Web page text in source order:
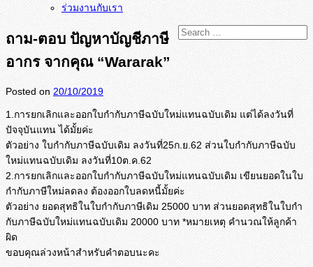
ร่วมงานกับเรา
ถาม-ตอบ ปัญหาบัญชีภาษี
อากร จากคุณ “Wararak”
Posted on 20/10/2019
1.การยกเลิกและออกใบกำกับภาษีฉบับใหม่แทนฉบับเดิม แต่ได้ลงวันที่
ปัจจุบันแทน ได้มั้ยค่ะ
ตัวอย่าง ใบกำกับภาษีฉบับเดิม ลงวันที่25ก.ย.62 ส่วนใบกำกับภาษีฉบับ
ใหม่แทนฉบับเดิม ลงวันที่10ต.ค.62
2.การยกเลิกและออกใบกำกับภาษีฉบับใหม่แทนฉบับเดิม เขียนยอดในใบ
กำกับภาษีใหม่ลดลง ต้องออกใบลดหนี้มั้ยค่ะ
ตัวอย่าง ยอดสุทธิในใบกำกับภาษีเดิม 25000 บาท ส่วนยอดสุทธิในใบกำ
กับภาษีฉบับใหม่แทนฉบับเดิม 20000 บาท *หมายเหตุ คำนวณให้ลูกค้า
ผิด
ขอบคุณล่วงหน้าสำหรับคำตอบนะคะ